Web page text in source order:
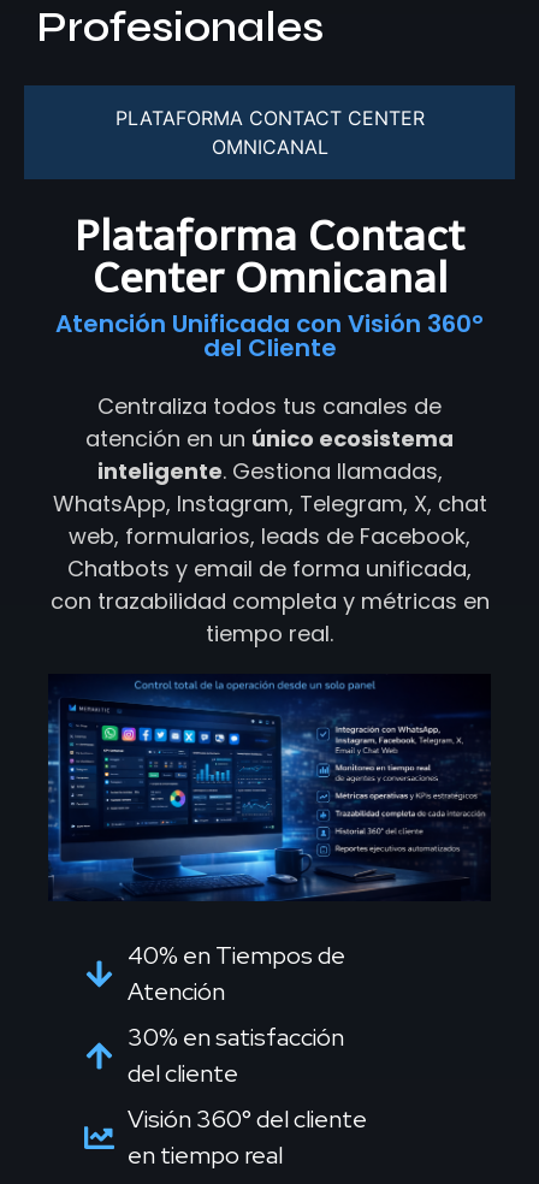
Profesionales
PLATAFORMA CONTACT CENTER
OMNICANAL
Plataforma Contact
Center Omnicanal
Atención Unificada con Visión 360°
del Cliente
Centraliza todos tus canales de
atención en un único ecosistema
inteligente. Gestiona llamadas,
WhatsApp, Instagram, Telegram, X, chat
web, formularios, leads de Facebook,
Chatbots y email de forma unificada,
con trazabilidad completa y métricas en
tiempo real.
40% en Tiempos de
Atención
30% en satisfacción
del cliente
Visión 360° del cliente
en tiempo real